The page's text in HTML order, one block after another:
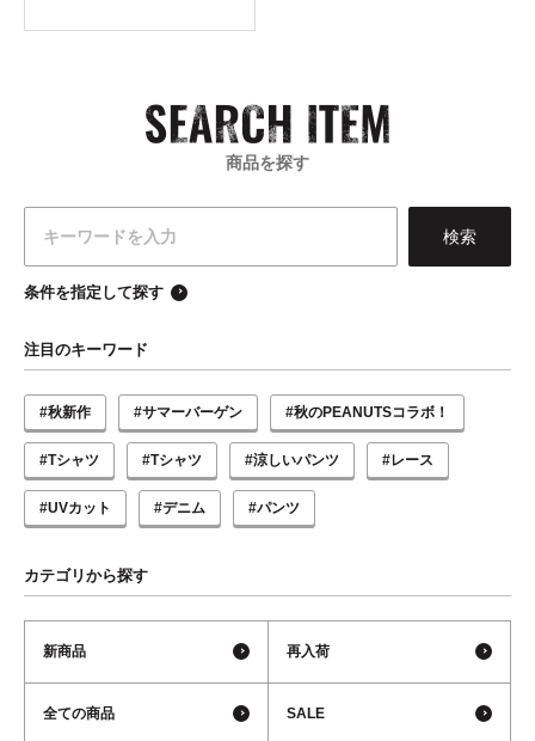
商品を探す
条件を指定して探す
注目のキーワード
#秋新作 #サマーバーゲン #秋のPEANUTSコラボ！
#Tシャツ #Tシャツ #涼しいパンツ #レース
#UVカット #デニム #パンツ
カテゴリから探す
新商品 再入荷
全ての商品 SALE